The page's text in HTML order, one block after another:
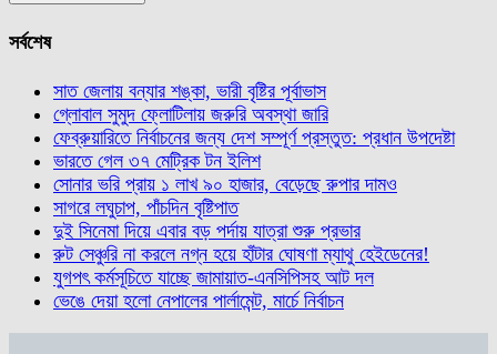
সর্বশেষ
সাত জেলায় বন্যার শঙ্কা, ভারী বৃষ্টির পূর্বাভাস
গ্লোবাল সুমুদ ফ্লোটিলায় জরুরি অবস্থা জারি
ফেব্রুয়ারিতে নির্বাচনের জন্য দেশ সম্পূর্ণ প্রস্তুত: প্রধান উপদেষ্টা
ভারতে গেল ৩৭ মেট্রিক টন ইলিশ
সোনার ভরি প্রায় ১ লাখ ৯০ হাজার, বেড়েছে রুপার দামও
সাগরে লঘুচাপ, পাঁচদিন বৃষ্টিপাত
দুই সিনেমা দিয়ে এবার বড় পর্দায় যাত্রা শুরু প্রভার
রুট সেঞ্চুরি না করলে নগ্ন হয়ে হাঁটার ঘোষণা ম্যাথু হেইডেনের!
যুগপৎ কর্মসূচিতে যাচ্ছে জামায়াত-এনসিপিসহ আট দল
ভেঙে দেয়া হলো নেপালের পার্লামেন্ট, মার্চে নির্বাচন